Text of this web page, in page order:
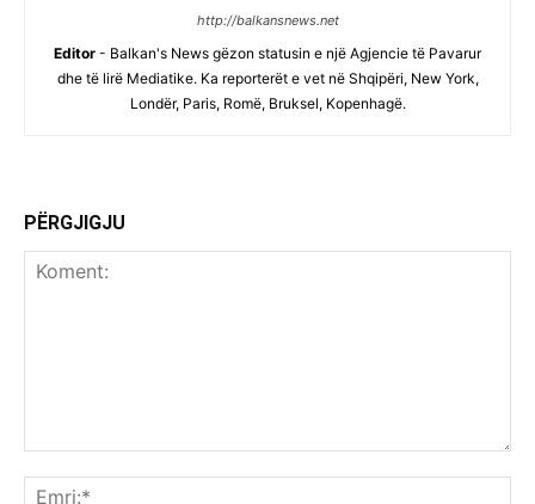
http://balkansnews.net
Editor - Balkan's News gëzon statusin e një Agjencie të Pavarur
dhe të lirë Mediatike. Ka reporterët e vet në Shqipëri, New York,
Londër, Paris, Romë, Bruksel, Kopenhagë.
PËRGJIGJU